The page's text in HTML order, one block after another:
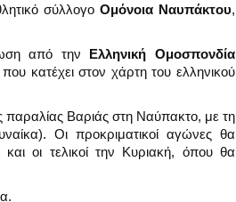
σύλλογο Ομόνοια Ναυπάκτου,
από την Ελληνική Ομοσπονδία
κατέχει στον χάρτη του ελληνικού
παραλίας Βαριάς στη Ναύπακτο, με τη
Οι προκριματικοί αγώνες θα
οι τελικοί την Κυριακή, όπου θα